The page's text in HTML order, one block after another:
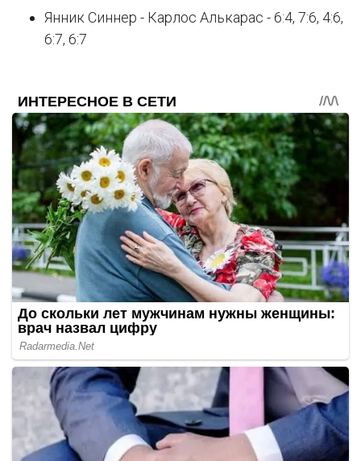
Янник Синнер - Карлос Алькарас - 6:4, 7:6, 4:6,
6:7, 6:7